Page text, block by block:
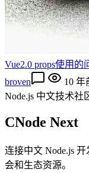
Vue2.0 props使用的
broven
10 年
Node.js 中文技术社
CNode Next
连接中文 Node.js
会和生态资源。